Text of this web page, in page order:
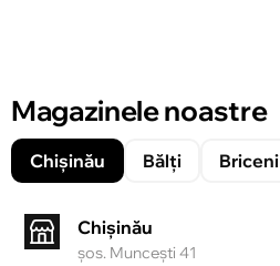
Magazinele noastre
Chișinău Bălți Briceni
Chișinău
şos. Munceşti 41